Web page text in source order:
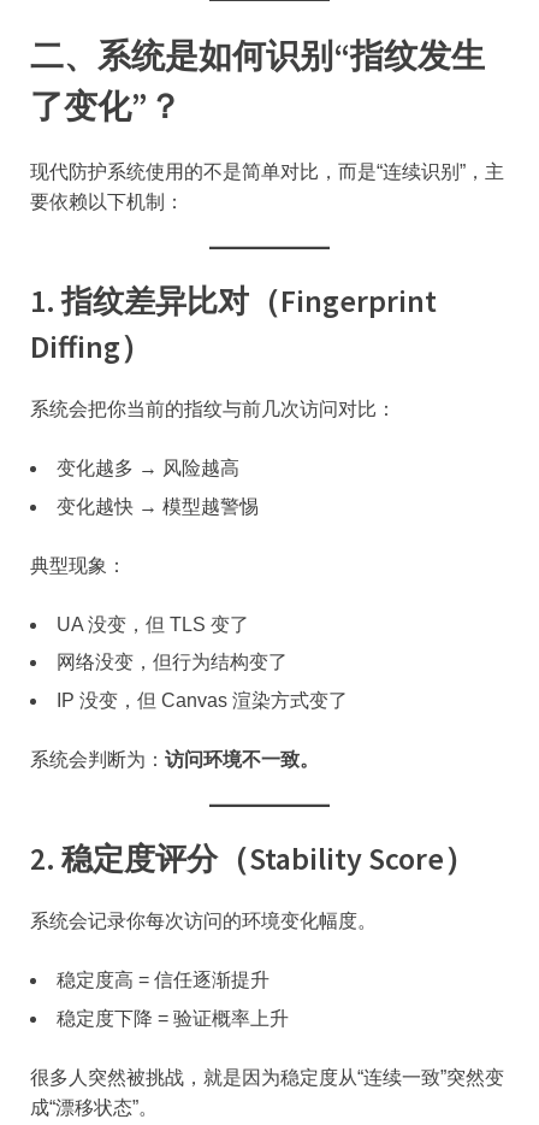
二、系统是如何识别“指纹发生
了变化”？
现代防护系统使用的不是简单对比，而是“连续识别”，主
要依赖以下机制：
1. 指纹差异比对（Fingerprint
Diffing）
系统会把你当前的指纹与前几次访问对比：
变化越多 → 风险越高
变化越快 → 模型越警惕
典型现象：
UA 没变，但 TLS 变了
网络没变，但行为结构变了
IP 没变，但 Canvas 渲染方式变了
系统会判断为： 访问环境不一致。
2. 稳定度评分（Stability Score）
系统会记录你每次访问的环境变化幅度。
稳定度高 = 信任逐渐提升
稳定度下降 = 验证概率上升
很多人突然被挑战，就是因为稳定度从“连续一致”突然变
成“漂移状态”。